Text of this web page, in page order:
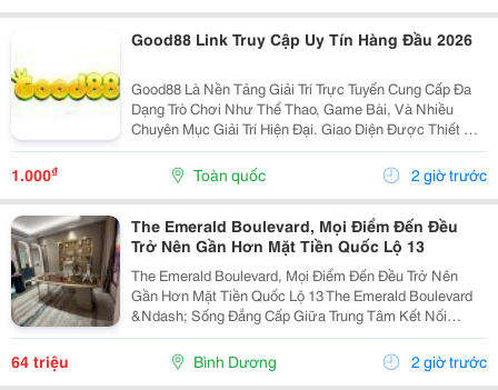
Good88 Link Truy Cập Uy Tín Hàng Đầu 2026
Good88 Là Nền Tảng Giải Trí Trực Tuyến Cung Cấp Đa
Dạng Trò Chơi Như Thể Thao, Game Bài, Và Nhiều
Chuyên Mục Giải Trí Hiện Đại. Giao Diện Được Thiết Kế
Trực Quan, Thân Thiện Với Người Dùng Trên Cả Điện
Thoại Và Máy Tính. Hệ Thống Bảo Mật Hiện Đại...
1.000₫ Toàn quốc 2 giờ trước
The Emerald Boulevard, Mọi Điểm Đến Đều
Trở Nên Gần Hơn Mặt Tiền Quốc Lộ 13
The Emerald Boulevard, Mọi Điểm Đến Đều Trở Nên
Gần Hơn Mặt Tiền Quốc Lộ 13 The Emerald Boulevard
&Ndash; Sống Đẳng Cấp Giữa Trung Tâm Kết Nối
Tp.hcm Bạn Đang Tìm Một Căn Hộ Vừa Để Ở, Vừa Có
Tiềm Năng Đầu Tư Mạnh? The Emerald Boulevard
Chính Là...
64 triệu Bình Dương 2 giờ trước